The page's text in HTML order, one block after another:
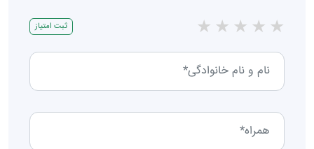
★
★
★
★
★ ثبت امتیاز